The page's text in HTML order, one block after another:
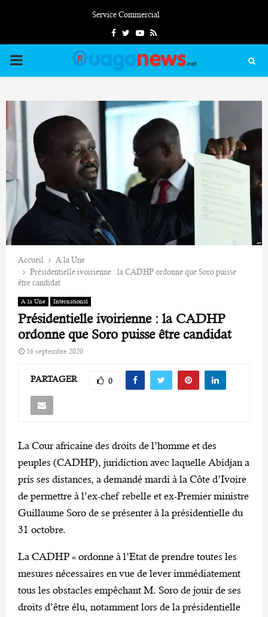
Service Commercial
FacebookTwitterYoutube
Rss
PRIMARY
Accueil
A la Une
Présidentielle ivoirienne : la CADHP ordonne que Soro puisse
être candidat
A la Une International
Présidentielle ivoirienne : la CADHP
ordonne que Soro puisse être candidat
16 septembre 2020
PARTAGER 0
La Cour africaine des droits de l’homme et des
peuples (CADHP), juridiction avec laquelle Abidjan a
pris ses distances, a demandé mardi à la Côte d’Ivoire
de permettre à l’ex-chef rebelle et ex-Premier ministre
Guillaume Soro de se présenter à la présidentielle du
31 octobre.
La CADHP « ordonne à l’Etat de prendre toutes les
mesures nécessaires en vue de lever immédiatement
tous les obstacles empêchant M. Soro de jouir de ses
droits d’être élu, notamment lors de la présidentielle